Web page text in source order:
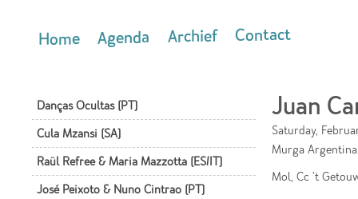
Home Agenda Archief Contact
Danças Ocultas (PT)
Cula Mzansi (SA)
Raül Refree & Maria Mazzotta (ES/IT)
José Peixoto & Nuno Cintrao (PT)
Juan
Saturday,
Murga
Mol, Cc 't